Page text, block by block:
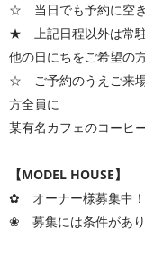
☆ 当日でも予約に空
★ 上記日程以外は常
他の日にちをご希望の
☆ ご予約のうえご来
方全員に
某有名カフェのコーヒ
【MODEL HOUSE】
✿ オーナー様募集中！
❀ 募集には条件があ